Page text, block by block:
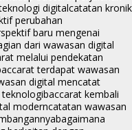
digitalcatatan kronik
perubahan
baru mengenai
dari wawasan digital
melalui pendekatan
terdapat wawasan
digital mencatat
baccarat kembali
moderncatatan wawasan
bagaimana